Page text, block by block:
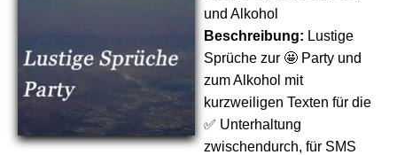
und Alkohol
Beschreibung: Lustige
Sprüche zur 🤩 Party und
zum Alkohol mit
kurzweiligen Texten für die
✅ Unterhaltung
zwischendurch, für SMS